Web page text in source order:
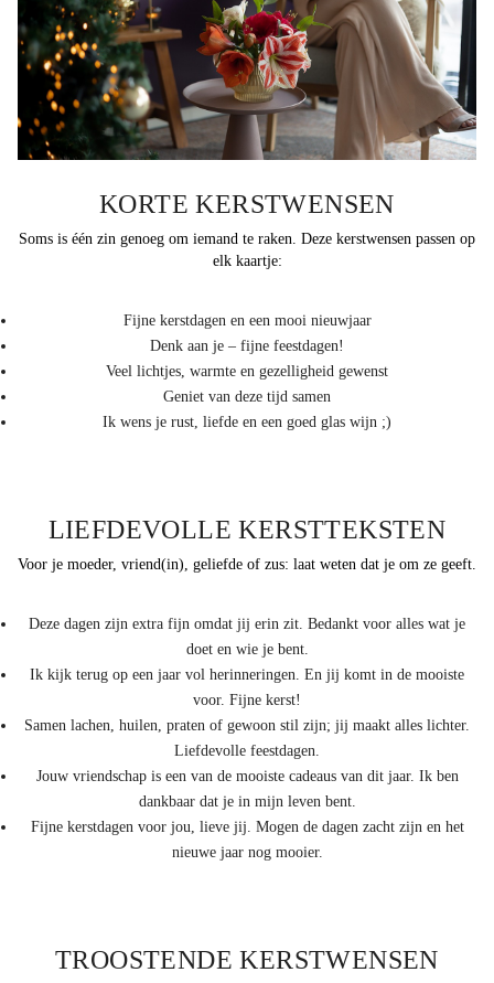
KORTE KERSTWENSEN
Soms is één zin genoeg om iemand te raken. Deze kerstwensen passen op
elk kaartje:
Fijne kerstdagen en een mooi nieuwjaar
Denk aan je – fijne feestdagen!
Veel lichtjes, warmte en gezelligheid gewenst
Geniet van deze tijd samen
Ik wens je rust, liefde en een goed glas wijn ;)
LIEFDEVOLLE KERSTTEKSTEN
Voor je moeder, vriend(in), geliefde of zus: laat weten dat je om ze geeft.
Deze dagen zijn extra fijn omdat jij erin zit. Bedankt voor alles wat je
doet en wie je bent.
Ik kijk terug op een jaar vol herinneringen. En jij komt in de mooiste
voor. Fijne kerst!
Samen lachen, huilen, praten of gewoon stil zijn; jij maakt alles lichter.
Liefdevolle feestdagen.
Jouw vriendschap is een van de mooiste cadeaus van dit jaar. Ik ben
dankbaar dat je in mijn leven bent.
Fijne kerstdagen voor jou, lieve jij. Mogen de dagen zacht zijn en het
nieuwe jaar nog mooier.
TROOSTENDE KERSTWENSEN